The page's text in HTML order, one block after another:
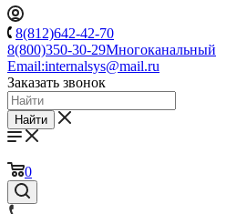
8(812)642-42-70
8(800)350-30-29Многоканальный
Email:internalsys@mail.ru
Заказать звонок
Найти
0